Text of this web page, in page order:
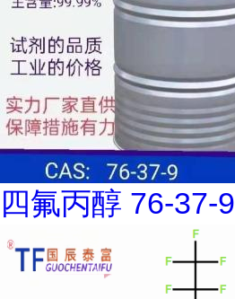
四氟丙醇 76-37-9